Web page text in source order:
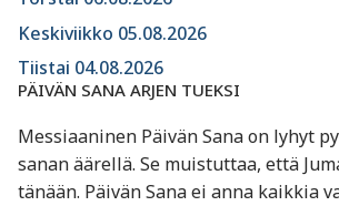
Keskiviikko 05.08.2026
Tiistai 04.08.2026
PÄIVÄN SANA ARJEN TUEKSI
Messiaaninen Päivän Sana on lyhyt
sanan äärellä. Se muistuttaa, että
tänään. Päivän Sana ei anna kaikkia